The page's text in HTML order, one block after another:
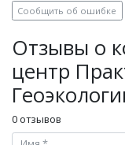
Сообщить об ошибке
Отзывы о
центр
0 отзывов